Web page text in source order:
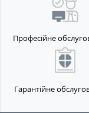
Професійне
Гарантійне